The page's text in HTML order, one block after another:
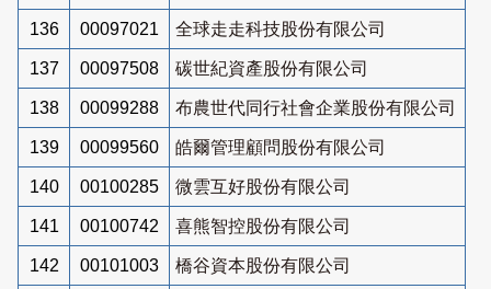
136 00097021 全球走走科技股份有限公司
137 00097508 碳世紀資產股份有限公司
138 00099288 布農世代同行社會企業股份有限公司
139 00099560 皓爾管理顧問股份有限公司
140 00100285 微雲互好股份有限公司
141 00100742 喜熊智控股份有限公司
142 00101003 橋谷資本股份有限公司